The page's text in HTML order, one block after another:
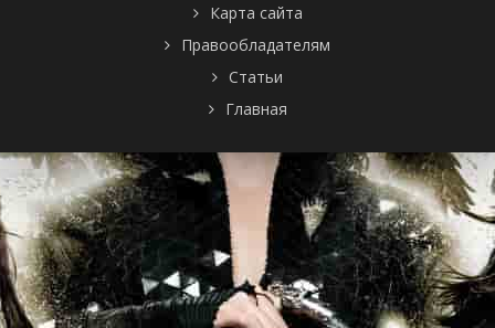
Карта сайта
Правообладателям
Статьи
Главная